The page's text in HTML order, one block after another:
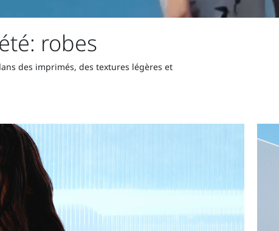
robes
des imprimés, des textures légères et